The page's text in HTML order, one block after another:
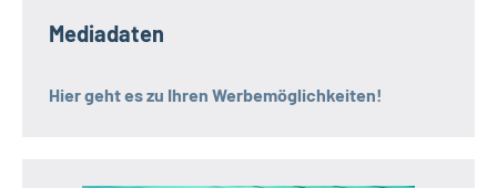
Mediadaten
Hier geht es zu Ihren Werbemöglichkeiten!